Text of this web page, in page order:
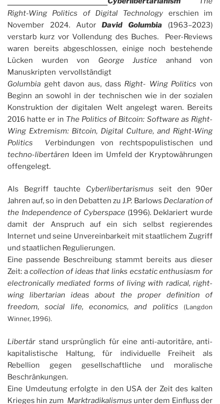
Right-Wing Politics of Digital Technology erschien im
November 2024. AutorDavid Golumbia (1963–2023)
verstarb kurz vor Vollendung des Buches. Peer-Reviews
waren bereits abgeschlossen, einige noch bestehende
Lücken wurden von George Justice anhand von
Manuskripten vervollständigt
Golumbia geht davon aus, dass Right- Wing Politics von
Beginn an sowohl in der technischen wie in der sozialen
Konstruktion der digitalen Welt angelegt waren. Bereits
2016 hatte er in The Politics of Bitcoin: Software as Right-
Wing Extremism: Bitcoin, Digital Culture, and Right-Wing
Politics Verbindungen von rechtspopulistischen und
techno-libertären Ideen im Umfeld der Kryptowährungen
offengelegt.
Als Begriff tauchte Cyberlibertarismus seit den 90er
Jahren auf, so in den Debatten zu J.P. Barlows Declaration of
the Independence of Cyberspace (1996). Deklariert wurde
damit der Anspruch auf ein sich selbst regierendes
Internet und seine Unvereinbarkeit mit staatlichem Zugriff
und staatlichen Regulierungen.
Eine passende Beschreibung stammt bereits aus dieser
Zeit: acollection of ideas that links ecstatic enthusiasm for
electronically mediated forms of living with radical, right-
wing libertarian ideas about the proper definition of
freedom, social life, economics, and politics
(Langdon
Winner, 1996).
Libertär stand ursprünglich für eine anti-autoritäre, anti-
kapitalistische Haltung, für individuelle Freiheit als
Rebellion gegen gesellschaftliche und moralische
Beschränkungen.
Eine Umdeutung erfolgte in den USA der Zeit des kalten
Krieges hin zum Marktradikalismus unter dem Einfluss der